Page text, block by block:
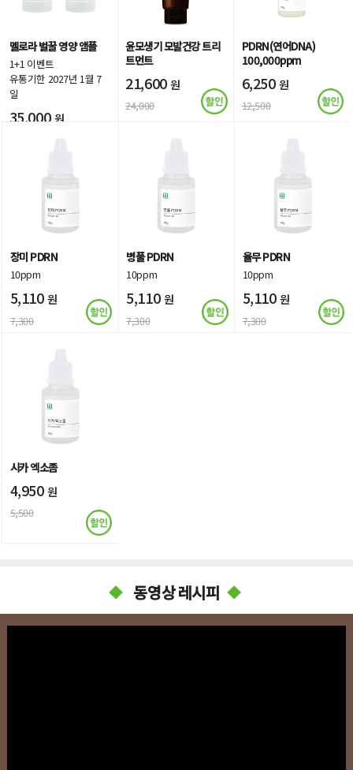
멜로라 벌꿀 영양 앰플
1+1 이벤트
유통기한 2027년 1월 7
일
35,000 원
윤모생기 모발건강 트리
트먼트
21,600 원
24,000
PDRN(연어DNA)
100,000ppm
6,250 원
12,500
장미 PDRN
10ppm
5,110 원
7,300
병풀 PDRN
10ppm
5,110 원
7,300
율무 PDRN
10ppm
5,110 원
7,300
시카 엑소좀
4,950 원
5,500
동영상 레시피